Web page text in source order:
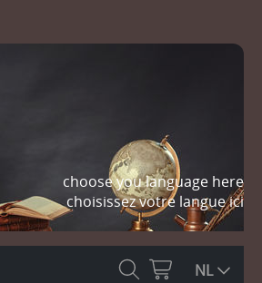
choose you language here
choisissez votre langue ici
NL